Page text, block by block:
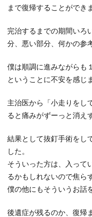
まで復帰することができ
完治するまでの期間いろ
分、悪い部分、何かの参
僕は順調に進みながらも
ということに不安を感じ
主治医から「小走りをし
ると痛みがずーっと消え
結果として抜釘手術をし
した。
そういった方は、入って
るかもしれないので焦ら
僕の他にもそういうお話
後遺症が残るのか、復帰